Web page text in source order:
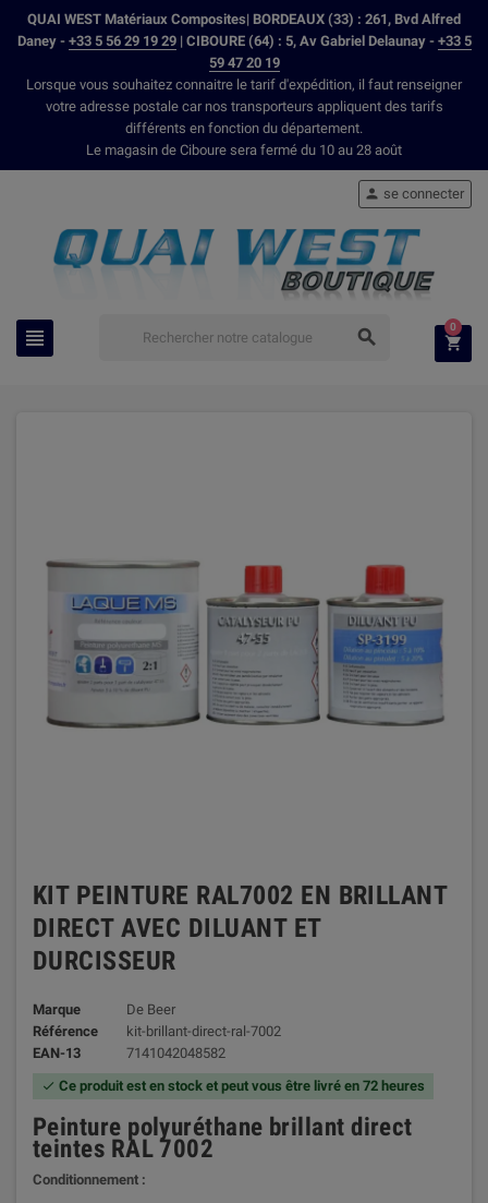
QUAI WEST Matériaux Composites| BORDEAUX (33) : 261, Bvd Alfred
Daney - +33 5 56 29 19 29| CIBOURE (64) : 5, Av Gabriel Delaunay - +33 5
59 47 20 19
Lorsque vous souhaitez connaitre le tarif d'expédition, il faut renseigner
votre adresse postale car nos transporteurs appliquent des tarifs
différents en fonction du département.
Le magasin de Ciboure sera fermé du 10 au 28 août
 
 se connecter

0
KIT PEINTURE RAL7002 EN BRILLANT
DIRECT AVEC DILUANT ET
DURCISSEUR
Marque
De Beer
Référence
kit-brillant-direct-ral-7002
EAN-13
7141042048582
 Ce produit est en stock et peut vous être livré en 72 heures
Peinture polyuréthane brillant direct
teintes RAL 7002
Conditionnement :